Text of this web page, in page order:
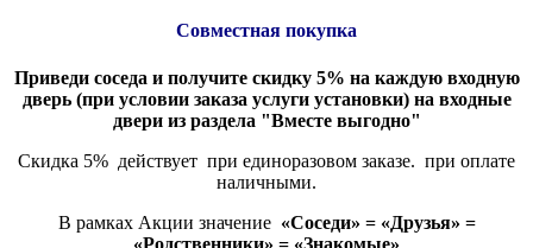
Совместная покупка
Приведи соседа и получите скидку 5% на каждую входную
дверь (при условии заказа услуги установки) на входные
двери из раздела "Вместе выгодно"
Скидка 5% действует при единоразовом заказе. при оплате
наличными.
В рамках Акции значение «Соседи» = «Друзья» =
«Родственники» = «Знакомые»